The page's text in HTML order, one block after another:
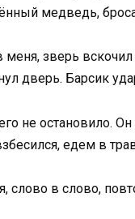
медведь,
зверь вскочил
дверь. Барсик
не остановило.
едем в
слово в слово,